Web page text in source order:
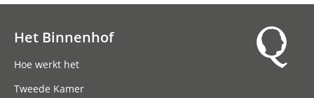
Het Binnenhof
Hoe werkt het
Tweede Kamer